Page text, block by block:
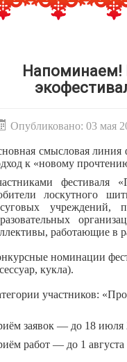
Напоминаем!
Опубликовано: 03 мая
смысловая линия
к «новому
фестиваля
лоскутного
учреждений,
работающие в
номинации
кукла).
участников:
заявок — до 18 июля
работ — до 1 августа